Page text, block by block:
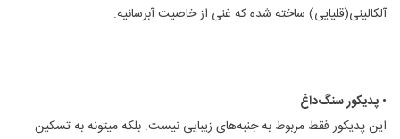
آلکالینی(قلیایی) ساخته شده که غنی از خاصیت آبرسانیه.
• پدیکور سنگ‌داغ
این پدیکور فقط مربوط به جنبه‌های زیبایی نیست. بلکه میتونه به تسکین